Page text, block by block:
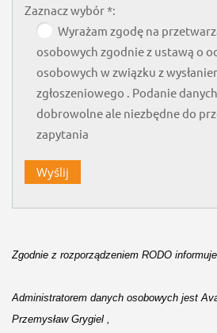
Zaznacz wybór *:
Wyrażam zgodę na
osobowych zgodnie z ustawą o
osobowych w związku z
zgłoszeniowego . Podanie
dobrowolne ale niezbędne do
zapytania
Zgodnie z rozporządzeniem RODO
Administratorem danych osobowych jest
Przemysław Grygiel ,